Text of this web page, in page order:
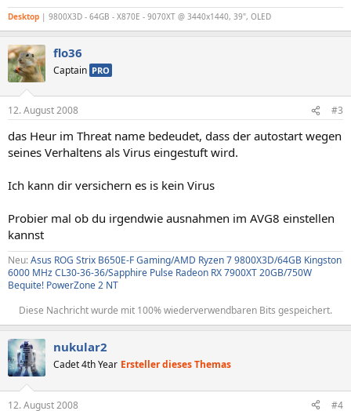
Desktop | 9800X3D - 64GB - X870E - 9070XT @ 3440x1440, 39", OLED
flo36
Captain PRO
12. August 2008 #3
das Heur im Threat name bedeudet, dass der autostart wegen
seines Verhaltens als Virus eingestuft wird.
Ich kann dir versichern es is kein Virus
Probier mal ob du irgendwie ausnahmen im AVG8 einstellen
kannst
Neu:Asus ROG Strix B650E-F Gaming/AMD Ryzen 7 9800X3D/64GB Kingston
6000 MHz CL30-36-36/Sapphire Pulse Radeon RX 7900XT 20GB/750W
Bequite! PowerZone 2 NT
Diese Nachricht wurde mit 100% wiederverwendbaren Bits gespeichert.​
nukular2
Cadet 4th Year Ersteller dieses Themas
12. August 2008 #4